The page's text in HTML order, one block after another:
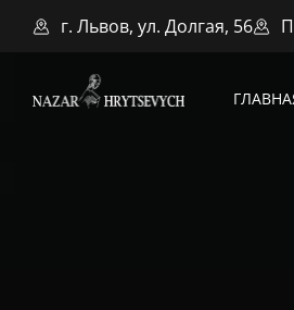
г. Львов, ул. Долгая, 56